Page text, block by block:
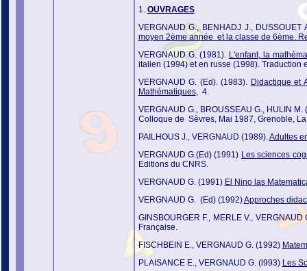
1. OUVRAGES
VERGNAUD G., BENHADJ J.,
moyen 2ème année et la classe de 6ème.
VERGNAUD G. (1981). L'enfant, la
italien (1994) et en russe (1998). Traduction
VERGNAUD G. (Ed). (1983). Didactique et
Mathématiques, 4.
VERGNAUD G., BROUSSEAU G., HULIN
Colloque de Sèvres, Mai 1987, Grenoble,
PAILHOUS J., VERGNAUD (1989).Adultes
VERGNAUD G.(Ed) (1991) Les sciences
Editions du CNRS.
VERGNAUD G. (1991) El Nino las
VERGNAUD G. (Ed) (1992)Approches
GINSBOURGER F., MERLE V.,
Française.
FISCHBEIN E., VERGNAUD G. (1992)
PLAISANCE E., VERGNAUD G. (l993) Les